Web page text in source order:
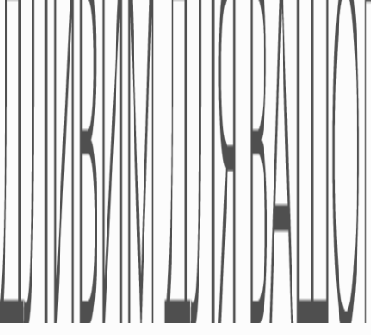
Академія
Медпредставника
Новини
- Усі права захищено.